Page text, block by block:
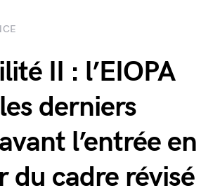
II : l’EIOPA
derniers
l’entrée en
du cadre révisé